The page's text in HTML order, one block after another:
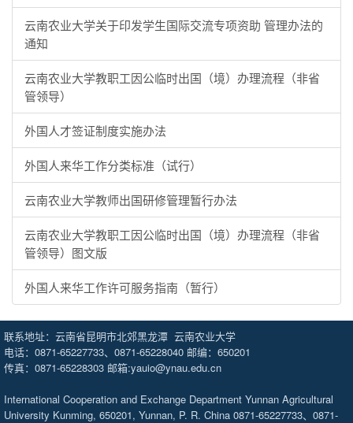
云南农业大学关于印发学生国际交流专项资助 管理办法的
通知
云南农业大学教职工因公临时出国（境）办理流程（非省
管领导）
外国人才签证制度实施办法
外国人来华工作分类标准（试行）
云南农业大学教师出国研修管理暂行办法
云南农业大学教职工因公临时出国（境）办理流程（非省
管领导）图文版
外国人来华工作许可服务指南（暂行）
联系地址：云南省昆明市北郊黑龙潭 云南农业大学
电话：0871-65227733、0871-65228040 邮编：650201
传真：0871-65228303 邮箱:yauio@ynau.edu.cn
International Cooperation and Exchange Department Yunnan Agricultural
University Kunming, 650201, Yunnan, P. R. China 0871-65227733、0871-